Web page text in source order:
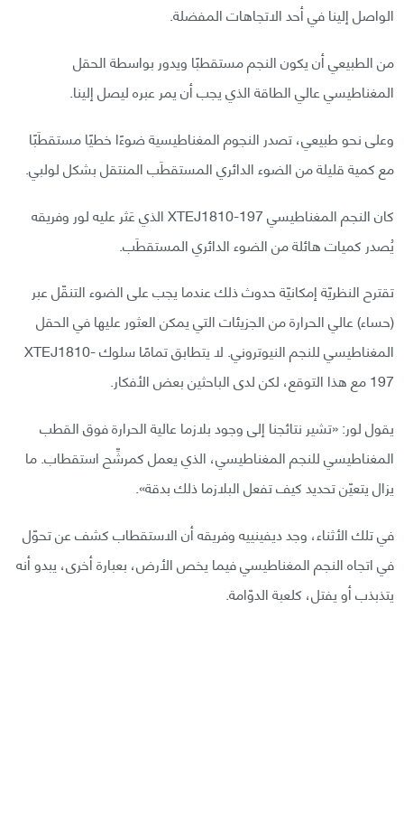
الواصل إلينا في أحد الاتجاهات المفضلة.
من الطبيعي أن يكون النجم مستقطبًا ويدور بواسطة الحقل
المغناطيسي عالي الطاقة الذي يجب أن يمر عبره ليصل إلينا.
وعلى نحو طبيعي، تصدر النجوم المغناطيسية ضوءًا خطيًا مستقطَبًا
مع كمية قليلة من الضوء الدائري المستقطَب المنتقل بشكل لولبي.
كان النجم المغناطيسي XTEJ1810-197 الذي عَثر عليه لور وفريقه
يُصدر كميات هائلة من الضوء الدائري المستقطَب.
تقترح النظريّة إمكانيّة حدوث ذلك عندما يجب على الضوء التنقّل عبر
(حساء) عالي الحرارة من الجزيئات التي يمكن العثور عليها في الحقل
المغناطيسي للنجم النيوتروني. لا يتطابق تمامًا سلوك XTEJ1810-
197 مع هذا التوقع، لكن لدى الباحثين بعض الأفكار.
يقول لور: «تشير نتائجنا إلى وجود بلازما عالية الحرارة فوق القطب
المغناطيسي للنجم المغناطيسي، الذي يعمل كمرشِّح استقطاب. ما
يزال يتعيّن تحديد كيف تفعل البلازما ذلك بدقة».
في تلك الأثناء، وجد ديفينييه وفريقه أن الاستقطاب كشف عن تحوّل
في اتجاه النجم المغناطيسي فيما يخص الأرض، بعبارة أخرى، يبدو أنه
يتذبذب أو يفتل، كلعبة الدوّامة.